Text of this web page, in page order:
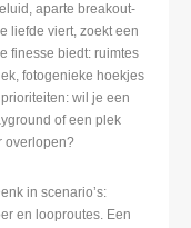
aparte breakout-
liefde viert, zoekt een
finesse biedt: ruimtes
fotogenieke hoekjes
wil je een
of een plek
overlopen?
in scenario’s:
en looproutes. Een